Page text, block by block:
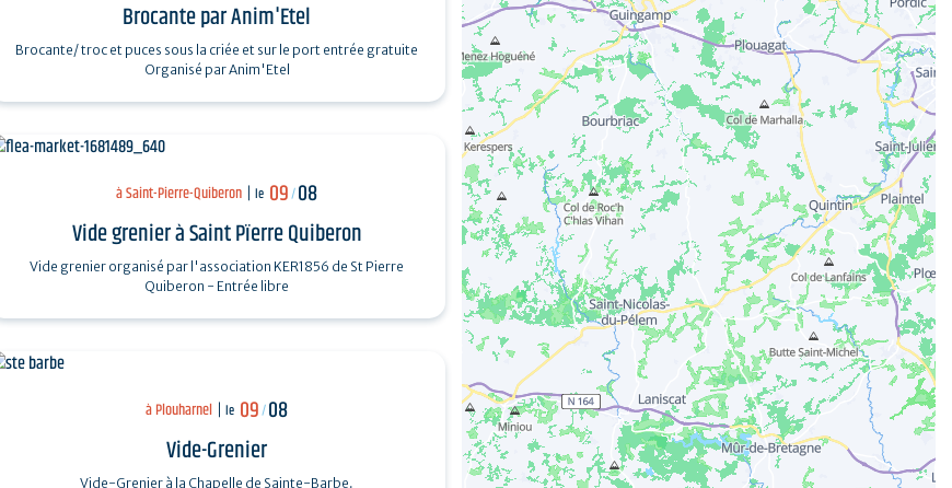
Brocante par Anim'Etel
Brocante/ troc et puces sous la criée et sur le port entrée gratuite
Organisé par Anim'Etel
à Saint-Pierre-Quiberon le 09/08
Vide grenier à Saint Pïerre Quiberon
Vide grenier organisé par l'association KER1856 de St Pierre
Quiberon - Entrée libre
à Plouharnel le 09/08
Vide-Grenier
Vide-Grenier à la Chapelle de Sainte-Barbe.